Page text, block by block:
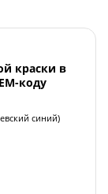
краски в
коду
синий)